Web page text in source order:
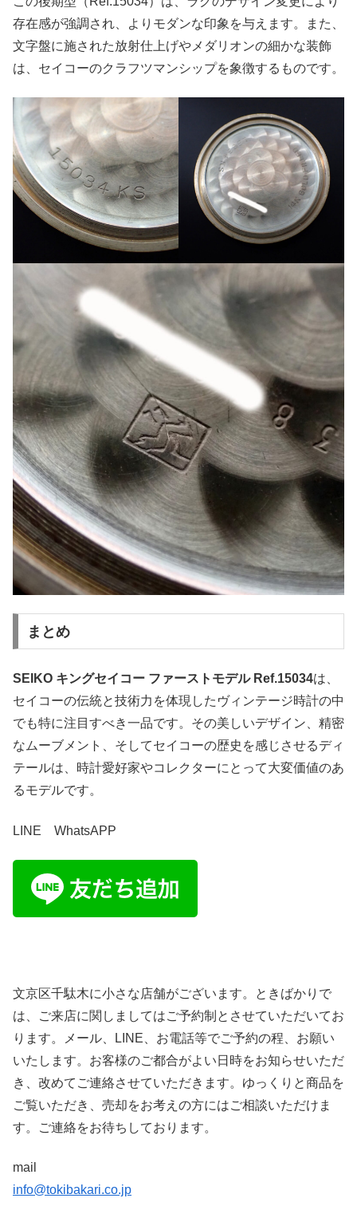
存在感が強調され、よりモダンな印象を与えます。また、
文字盤に施された放射仕上げやメダリオンの細かな装飾
は、セイコーのクラフツマンシップを象徴するものです。
まとめ
SEIKO キングセイコー ファーストモデル Ref.15034は、
セイコーの伝統と技術力を体現したヴィンテージ時計の中
でも特に注目すべき一品です。その美しいデザイン、精密
なムーブメント、そしてセイコーの歴史を感じさせるディ
テールは、時計愛好家やコレクターにとって大変価値のあ
るモデルです。
LINE WhatsAPP
文京区千駄木に小さな店舗がございます。ときばかりで
は、ご来店に関しましてはご予約制とさせていただいてお
ります。メール、LINE、お電話等でご予約の程、お願い
いたします。お客様のご都合がよい日時をお知らせいただ
き、改めてご連絡させていただきます。ゆっくりと商品を
ご覧いただき、売却をお考えの方にはご相談いただけま
す。ご連絡をお待ちしております。
mail
info@tokibakari.co.jp